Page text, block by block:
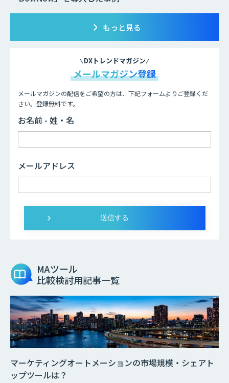
もっと見る
DXトレンドマガジン
メールマガジン登録
メールマガジンの配信をご希望の方は、下記フォームよりご登録くだ
さい。登録無料です。
お名前 - 姓・名
メールアドレス
MAツール
比較検討用記事一覧
マーケティングオートメーションの市場規模・シェアト
ップツールは？